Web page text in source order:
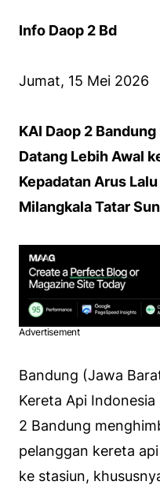
Info Daop 2 Bd
Jumat, 15 Mei 2026
KAI Daop 2
Datang Lebih Awal
Kepadatan Arus
Milangkala Tatar
Advertisement
Bandung (Jawa
Kereta Api
2 Bandung
pelanggan kereta
ke stasiun,